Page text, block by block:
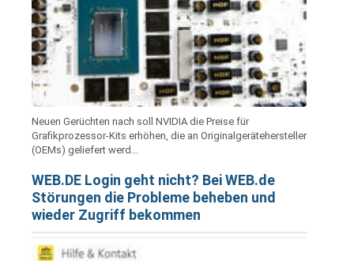
Neuen Gerüchten nach soll NVIDIA die Preise für
Grafikprozessor-Kits erhöhen, die an Originalgerätehersteller
(OEMs) geliefert werd...
WEB.DE Login geht nicht? Bei WEB.de
Störungen die Probleme beheben und
wieder Zugriff bekommen